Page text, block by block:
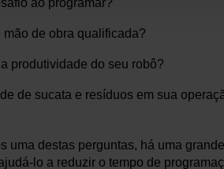
ao programar?
de obra qualificada?
produtividade do seu robô?
de sucata e resíduos em sua
uma destas perguntas, há uma
lo a reduzir o tempo de